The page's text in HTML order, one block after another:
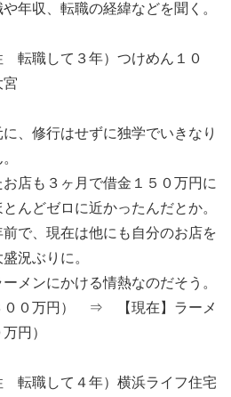
年収、転職の経緯などを聞く。
転職して３年）つけめん１０
、修行はせずに独学でいきなり
店も３ヶ月で借金１５０万円に
んどゼロに近かったんだとか。
で、現在は他にも自分のお店を
況ぶりに。
メンにかける情熱なのだそう。
００万円） ⇒ 【現在】ラーメ
円）
転職して４年）横浜ライフ住宅